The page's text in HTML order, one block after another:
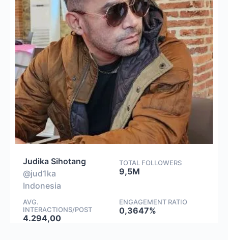
Judika Sihotang
@jud1ka
Indonesia
TOTAL FOLLOWERS
9,5M
AVG.
INTERACTIONS/POST
4.294,00
ENGAGEMENT RATIO
0,3647%